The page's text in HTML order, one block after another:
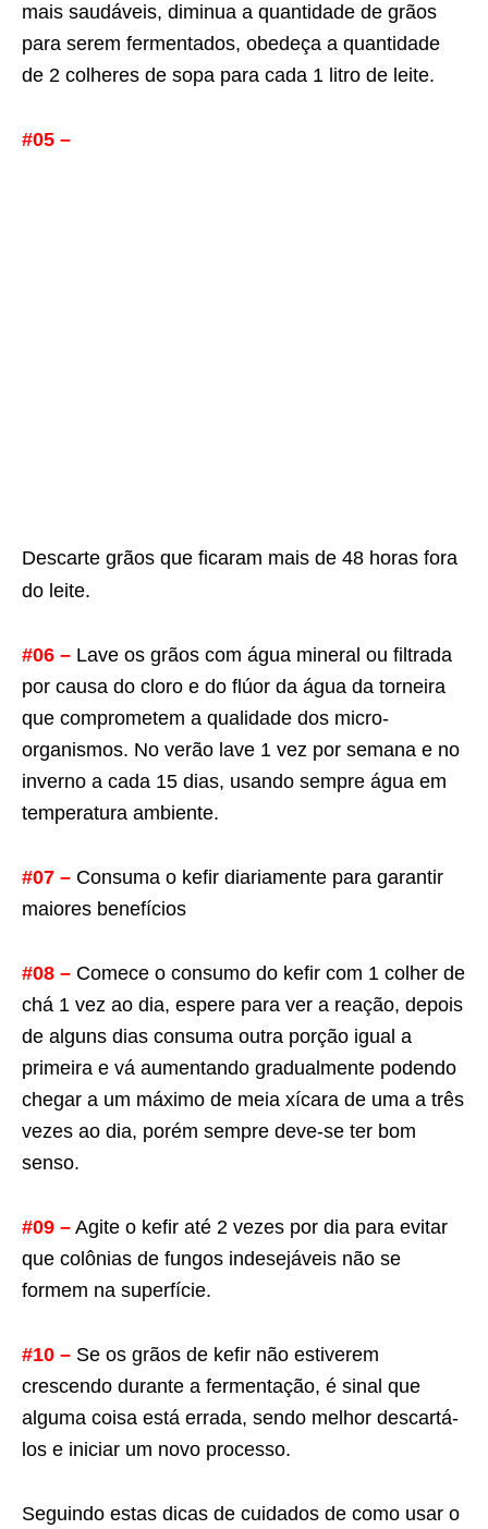
mais saudáveis, diminua a quantidade de grãos
para serem fermentados, obedeça a quantidade
de 2 colheres de sopa para cada 1 litro de leite.
#05 –
Descarte grãos que ficaram mais de 48 horas fora
do leite.
#06 – Lave os grãos com água mineral ou filtrada
por causa do cloro e do flúor da água da torneira
que comprometem a qualidade dos micro-
organismos. No verão lave 1 vez por semana e no
inverno a cada 15 dias, usando sempre água em
temperatura ambiente.
#07 – Consuma o kefir diariamente para garantir
maiores benefícios
#08 – Comece o consumo do kefir com 1 colher de
chá 1 vez ao dia, espere para ver a reação, depois
de alguns dias consuma outra porção igual a
primeira e vá aumentando gradualmente podendo
chegar a um máximo de meia xícara de uma a três
vezes ao dia, porém sempre deve-se ter bom
senso.
#09 – Agite o kefir até 2 vezes por dia para evitar
que colônias de fungos indesejáveis não se
formem na superfície.
#10 – Se os grãos de kefir não estiverem
crescendo durante a fermentação, é sinal que
alguma coisa está errada, sendo melhor descartá-
los e iniciar um novo processo.
Seguindo estas dicas de cuidados de como usar o